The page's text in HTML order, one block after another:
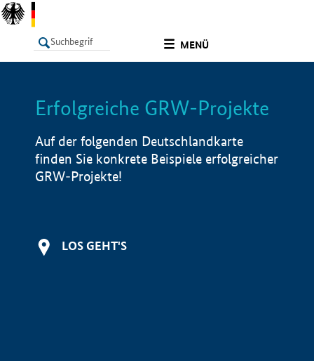
MENÜ
LISTE Info
Erfolgreiche GRW-Projekte
Auf der folgenden Deutschlandkarte
finden Sie konkrete Beispiele erfolgreicher
GRW-Projekte!
LOS GEHT'S